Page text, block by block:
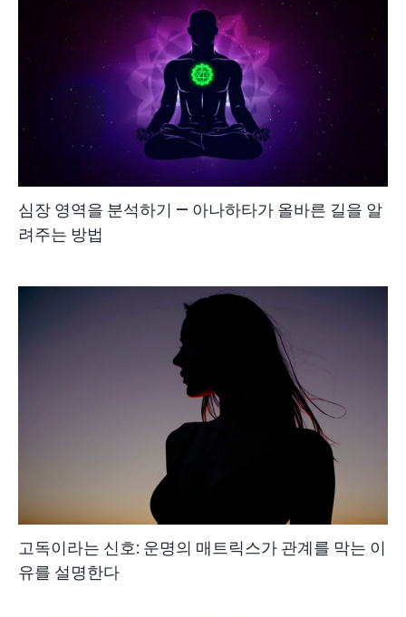
심장 영역을 분석하기 — 아나하타가 올바른 길을 알
려주는 방법
고독이라는 신호: 운명의 매트릭스가 관계를 막는 이
유를 설명한다